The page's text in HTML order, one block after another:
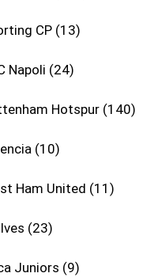
CP 13
Napoli 24
Hotspur 140
10
Ham United 11
23
Juniors 9